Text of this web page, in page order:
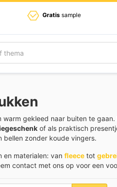
Gratis sample
gekleed naar buiten te gaan.
of als praktisch
bellen zonder koude vingers.
en materialen: van fleece tot
contact met ons op voor een